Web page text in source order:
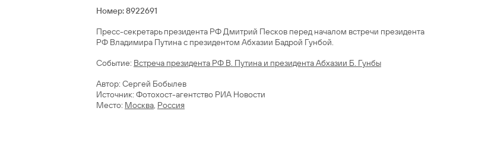
Номер: 8922691
Пресс-секретарь президента РФ Дмитрий Песков перед началом встречи президента
РФ Владимира Путина с президентом Абхазии Бадрой Гунбой.
Cобытие: Встреча президента РФ В. Путина и президента Абхазии Б. Гунбы
Автор: Сергей Бобылев
Источник: Фотохост-агентство РИА Новости
Место: Москва, Россия